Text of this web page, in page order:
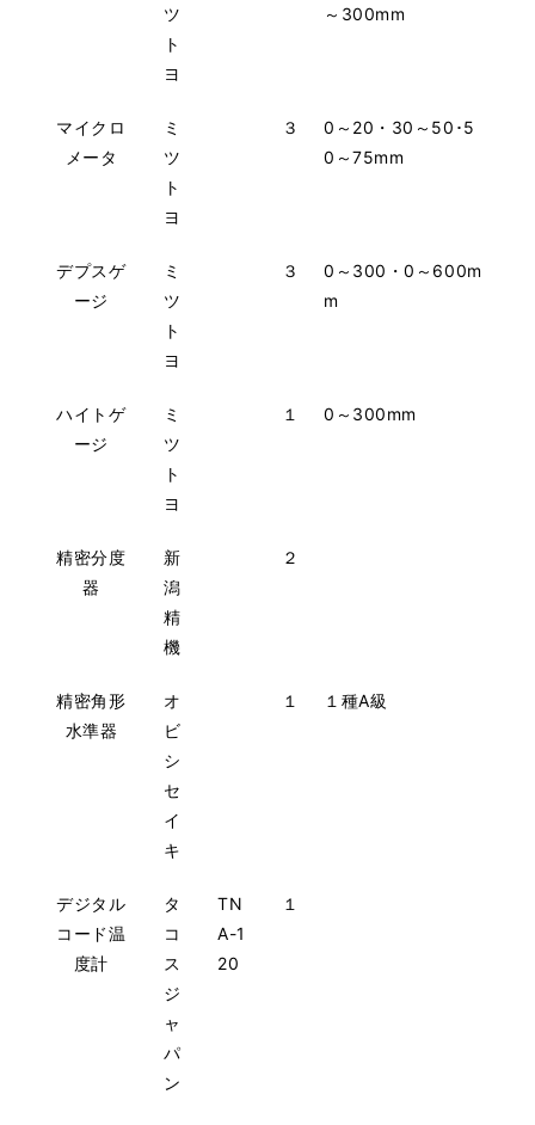
ツ
ト
ヨ
～300mm
マイクロ
メータ
ミ
ツ
ト
ヨ
３
0～20・30～50･5
0～75mm
デプスゲ
ージ
ミ
ツ
ト
ヨ
３
0～300・0～600m
m
ハイトゲ
ージ
ミ
ツ
ト
ヨ
１ 0～300mm
精密分度
器
新
潟
精
機
２
精密角形
水準器
オ
ビ
シ
セ
イ
キ
１ １種A級
デジタル
コード温
度計
タ
コ
ス
ジ
ャ
パ
ン
TN
A-1
20
１